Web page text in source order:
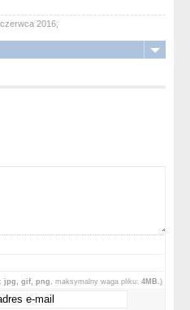
2016;
jpg, gif, png , maksymalny waga pliku: 4MB. )